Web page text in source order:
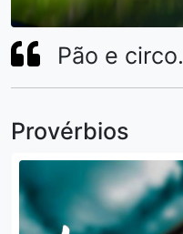
Pão e circo.
Provérbios